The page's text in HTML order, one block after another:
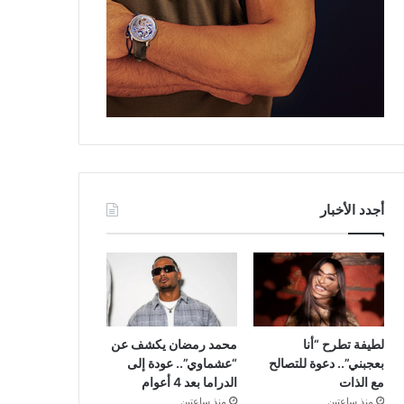
أجدد الأخبار
لطيفة تطرح “أنا
بعجبني”.. دعوة للتصالح
مع الذات
منذ ساعتين
محمد رمضان يكشف عن
“عشماوي”.. عودة إلى
الدراما بعد 4 أعوام
منذ ساعتين